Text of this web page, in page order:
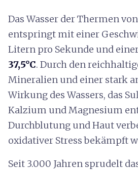
Das Wasser der Thermen
entspringt mit einer
Litern pro Sekunde und
37,5°C. Durch den
Mineralien und einer stark
Wirkung des Wassers, das
Kalzium und Magnesium
Durchblutung und Haut
oxidativer Stress bekämpft
Seit 3.000 Jahren sprudelt